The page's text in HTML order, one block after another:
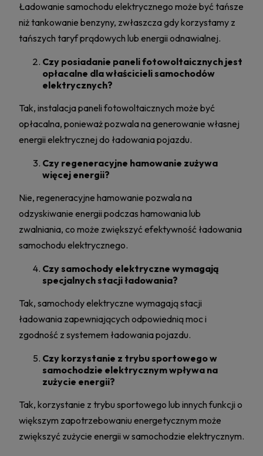
Ładowanie samochodu elektrycznego może być tańsze
niż tankowanie benzyny, zwłaszcza gdy korzystamy z
tańszych taryf prądowych lub energii odnawialnej.
Czy posiadanie paneli fotowoltaicznych jest
opłacalne dla właścicieli samochodów
elektrycznych?
Tak, instalacja paneli fotowoltaicznych może być
opłacalna, ponieważ pozwala na generowanie własnej
energii elektrycznej do ładowania pojazdu.
Czy regeneracyjne hamowanie zużywa
więcej energii?
Nie, regeneracyjne hamowanie pozwala na
odzyskiwanie energii podczas hamowania lub
zwalniania, co może zwiększyć efektywność ładowania
samochodu elektrycznego.
Czy samochody elektryczne wymagają
specjalnych stacji ładowania?
Tak, samochody elektryczne wymagają stacji
ładowania zapewniających odpowiednią moc i
zgodność z systemem ładowania pojazdu.
Czy korzystanie z trybu sportowego w
samochodzie elektrycznym wpływa na
zużycie energii?
Tak, korzystanie z trybu sportowego lub innych funkcji o
większym zapotrzebowaniu energetycznym może
zwiększyć zużycie energii w samochodzie elektrycznym.